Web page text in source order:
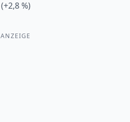
(+2,8 %)
ANZEIGE